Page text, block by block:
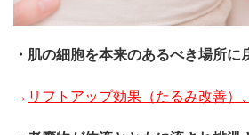
・肌の細胞を本来のあるべき場所に
→ リフトアップ効果（たるみ改善）